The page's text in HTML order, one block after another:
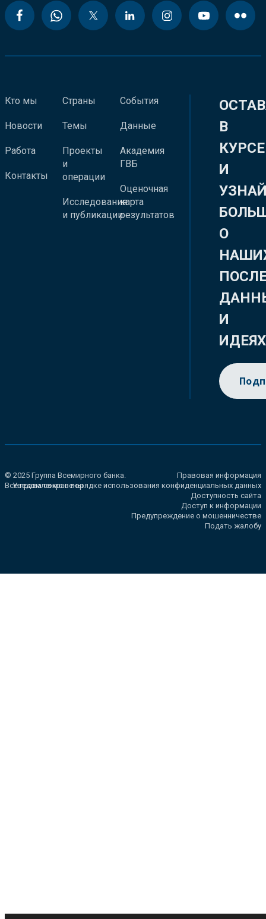
Кто мы
Новости
Работа
Контакты
Страны
Темы
Проекты
и
операции
Исследования
и публикации
События
Данные
Академия
ГВБ
Оценочная
карта
результатов
В
КУРСЕ
И
О
И
ИДЕЯХ
© 2025 Группа Всемирного банка.
Все права сохранены.
Правовая информация
Уведомление о порядке использования конфиденциальных данных
Доступность сайта
Доступ к информации
Предупреждение о мошенничестве
Подать жалобу